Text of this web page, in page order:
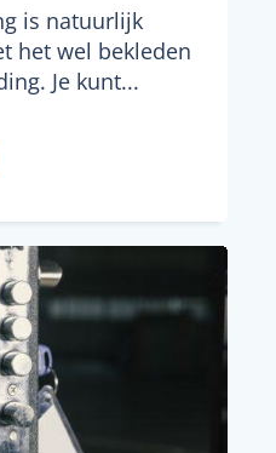
is natuurlijk
het wel bekleden
Je kunt...